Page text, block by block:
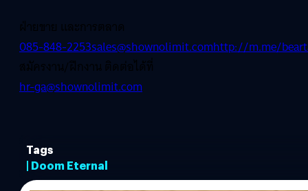
ฝ่ายขาย และการตลาด
085-848-2253sales@shownolimit.comhttp://m.me/
สมัครงาน/ฝึกงาน ติดต่อได้ที่
hr-ga@shownolimit.com
Tags
| Doom Eternal